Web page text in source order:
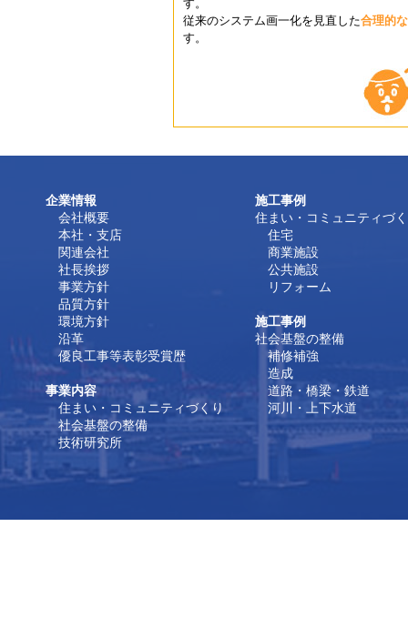
す。
従来のシステム画一化を見直した合理的
す。
企業情報
会社概要
本社・支店
関連会社
社長挨拶
事業方針
品質方針
環境方針
沿革
優良工事等表彰受賞歴
事業内容
住まい・コミュニティづくり
社会基盤の整備
技術研究所
施工事例
住まい・コミュニティづ
住宅
商業施設
公共施設
リフォーム
施工事例
社会基盤の整備
補修補強
造成
道路・橋梁・鉄道
河川・上下水道